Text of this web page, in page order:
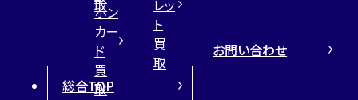
取
レッ
ト
買
取
ホン
カー
ド
買
取
総合TOP
お問い合わせ